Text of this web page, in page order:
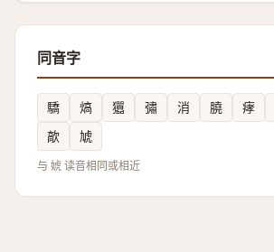
同音字
驕 熇 㺧 彇 消 膮 痚
歊
虓
与 婋 读音相同或相近